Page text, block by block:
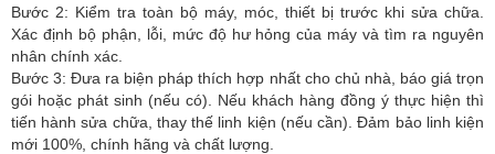
Bước 2: Kiểm tra toàn bộ máy, móc, thiết bị trước khi sửa chữa.
Xác định bộ phận, lỗi, mức độ hư hỏng của máy và tìm ra nguyên
nhân chính xác.
Bước 3: Đưa ra biện pháp thích hợp nhất cho chủ nhà, báo giá trọn
gói hoặc phát sinh (nếu có). Nếu khách hàng đồng ý thực hiện thì
tiến hành sửa chữa, thay thế linh kiện (nếu cần). Đảm bảo linh kiện
mới 100%, chính hãng và chất lượng.